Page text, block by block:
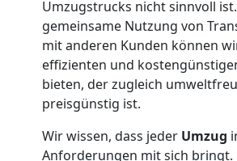
Umzugstrucks nicht sinnvoll
gemeinsame Nutzung von
mit anderen Kunden können
effizienten und
bieten, der zugleich
preisgünstig ist.
Wir wissen, dass jeder Umzug
Anforderungen mit sich bringt.